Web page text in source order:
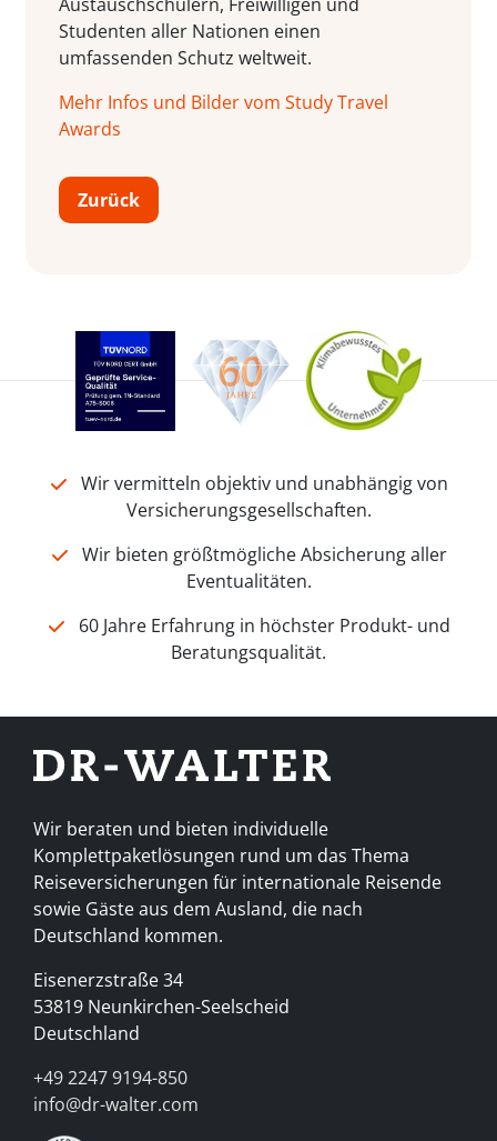
Studenten aller Nationen einen
umfassenden Schutz weltweit.
Mehr Infos und Bilder vom Study Travel
Awards
Zurück
Wir vermitteln objektiv und unabhängig von
Versicherungsgesellschaften.
Wir bieten größtmögliche Absicherung aller
Eventualitäten.
60 Jahre Erfahrung in höchster Produkt- und
Beratungsqualität.
Wir beraten und bieten individuelle
Komplettpaketlösungen rund um das Thema
Reiseversicherungen für internationale Reisende
sowie Gäste aus dem Ausland, die nach
Deutschland kommen.
Eisenerzstraße 34
53819 Neunkirchen-Seelscheid
Deutschland
+49 2247 9194-850
info@dr-walter.com